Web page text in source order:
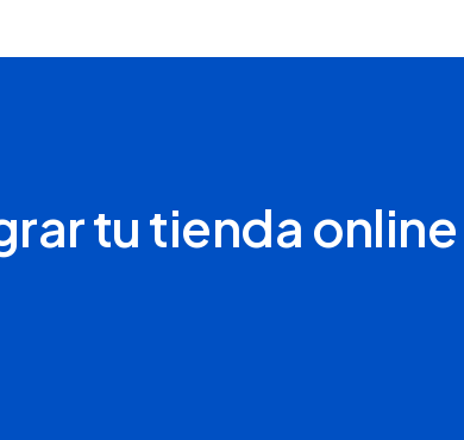
tu tienda online